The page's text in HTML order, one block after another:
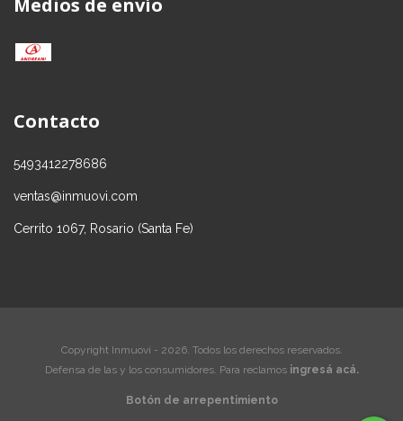
Medios de envío
Contacto
5493412278686
ventas@inmuovi.com
Cerrito 1067, Rosario (Santa Fe)
Copyright Inmuovi - 2026. Todos los derechos reservados.
Defensa de las y los consumidores. Para reclamos ingresá acá.
Botón de arrepentimiento